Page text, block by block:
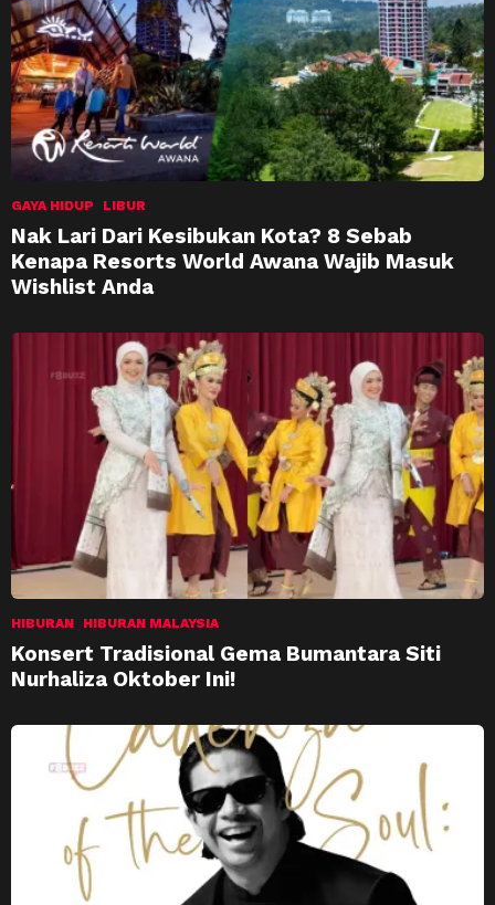
GAYA HIDUP LIBUR
Nak Lari Dari Kesibukan Kota? 8 Sebab
Kenapa Resorts World Awana Wajib Masuk
Wishlist Anda
HIBURAN HIBURAN MALAYSIA
Konsert Tradisional Gema Bumantara Siti
Nurhaliza Oktober Ini!